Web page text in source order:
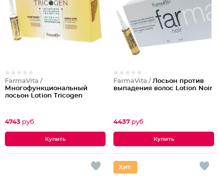
FarmaVita /
Многофункциональный
лосьон Lotion Tricogen
4743 руб
FarmaVita / Лосьон против
выпадения волос Lotion Noir
4437 руб